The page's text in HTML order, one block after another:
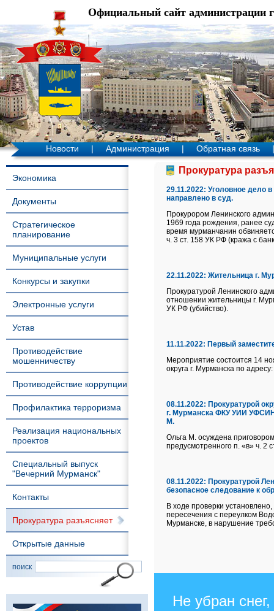
Официальный сайт администрации
Новости | Администрация | Обратная связь |
Экономика
Документы
Стратегическое
планирование
Муниципальные услуги
Конкурсы и закупки
Электронные услуги
Устав
Противодействие
мошенничеству
Противодействие коррупции
Профилактика терроризма
Реализация национальных
проектов
Специальный выпуск
"Вечерний Мурманск"
Контакты
Прокуратура разъясняет
Открытые данные
поиск
Прокуратура
29.11.2022: Уголовное дело
направлено в суд.
Прокурором Ленинского
1969 года рождения, ранее
время мурманчанин
ч. 3 ст. 158 УК РФ (кража с
22.11.2022: Жительница г.
Прокуратурой Ленинского
отношении жительницы г.
УК РФ (убийство).
11.11.2022: Первый
Мероприятие состоится 14
округа г. Мурманска по
08.11.2022: Прокуратурой
г. Мурманска ФКУ УИИ УФСИН
М.
Ольга М. осуждена
предусмотренного п. «в» ч. 2
08.11.2022: Прокуратурой
безопасное следование к
В ходе проверки
пересечения с переулком
Мурманске, в нарушение
Не убран